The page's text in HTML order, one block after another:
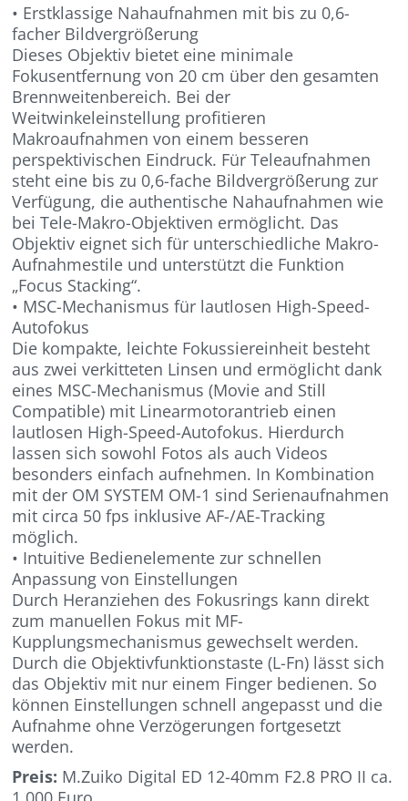
• Erstklassige Nahaufnahmen mit bis zu 0,6-
facher Bildvergrößerung
Dieses Objektiv bietet eine minimale
Fokusentfernung von 20 cm über den gesamten
Brennweitenbereich. Bei der
Weitwinkeleinstellung profitieren
Makroaufnahmen von einem besseren
perspektivischen Eindruck. Für Teleaufnahmen
steht eine bis zu 0,6-fache Bildvergrößerung zur
Verfügung, die authentische Nahaufnahmen wie
bei Tele-Makro-Objektiven ermöglicht. Das
Objektiv eignet sich für unterschiedliche Makro-
Aufnahmestile und unterstützt die Funktion
„Focus Stacking“.
• MSC-Mechanismus für lautlosen High-Speed-
Autofokus
Die kompakte, leichte Fokussiereinheit besteht
aus zwei verkitteten Linsen und ermöglicht dank
eines MSC-Mechanismus (Movie and Still
Compatible) mit Linearmotorantrieb einen
lautlosen High-Speed-Autofokus. Hierdurch
lassen sich sowohl Fotos als auch Videos
besonders einfach aufnehmen. In Kombination
mit der OM SYSTEM OM-1 sind Serienaufnahmen
mit circa 50 fps inklusive AF-/AE-Tracking
möglich.
• Intuitive Bedienelemente zur schnellen
Anpassung von Einstellungen
Durch Heranziehen des Fokusrings kann direkt
zum manuellen Fokus mit MF-
Kupplungsmechanismus gewechselt werden.
Durch die Objektivfunktionstaste (L-Fn) lässt sich
das Objektiv mit nur einem Finger bedienen. So
können Einstellungen schnell angepasst und die
Aufnahme ohne Verzögerungen fortgesetzt
werden.
Preis: M.Zuiko Digital ED 12-40mm F2.8 PRO II ca.